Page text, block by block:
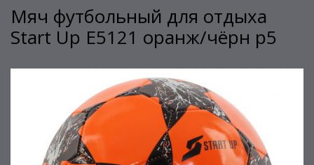
Мяч футбольный для отдыха
Start Up E5121 оранж/чёрн р5